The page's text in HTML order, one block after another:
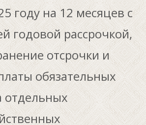
году на 12 месяцев с
годовой рассрочкой,
отсрочки и
обязательных
отдельных